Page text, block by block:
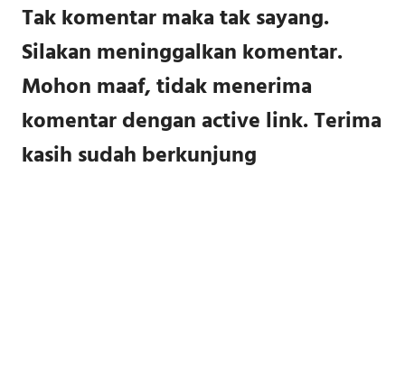
Tak komentar maka tak sayang.
Silakan meninggalkan komentar.
Mohon maaf, tidak menerima
komentar dengan active link. Terima
kasih sudah berkunjung